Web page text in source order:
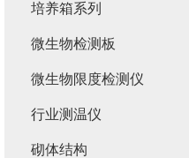
培养箱系列
微生物检测板
微生物限度检测仪
行业测温仪
砌体结构